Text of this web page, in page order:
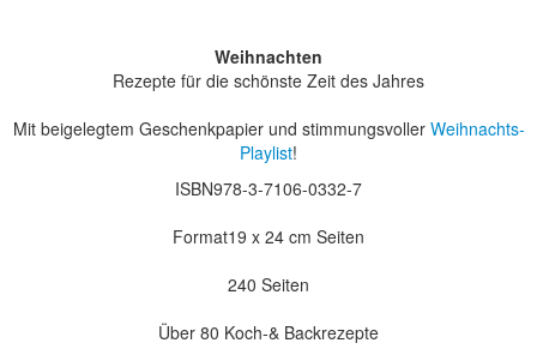
Weihnachten
Rezepte für die schönste Zeit des Jahres
Mit beigelegtem Geschenkpapier und stimmungsvoller Weihnachts-
Playlist!
ISBN978-3-7106-0332-7
Format19 x 24 cm Seiten
240 Seiten
Über 80 Koch-& Backrezepte